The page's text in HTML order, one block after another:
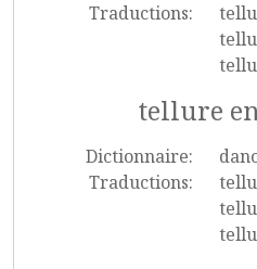
Traductions:
tellure
Dictionnaire:
Traductions: